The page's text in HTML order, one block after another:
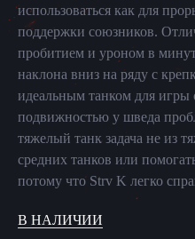
использоваться как для
поддержки союзников.
пробитием и уроном в
наклона вниз на ряду с
идеальным танком для игры
подвижностью у шведа
тяжелый танк задача не из
средних танков или
потому что Strv K легко
В НАЛИЧИИ